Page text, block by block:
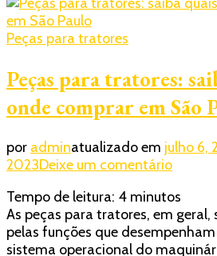
Peças para tratores
Peças para tratores:
onde comprar em São
por adminatualizado em julho 6,
2023Deixe um comentárioem
para
saiba
quais
Tempo de leitura: 4 minutos
As peças para tratores, em geral,
pelas funções que
sistema operacional do